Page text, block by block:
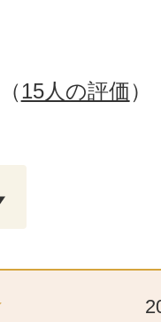
（15人の評価）